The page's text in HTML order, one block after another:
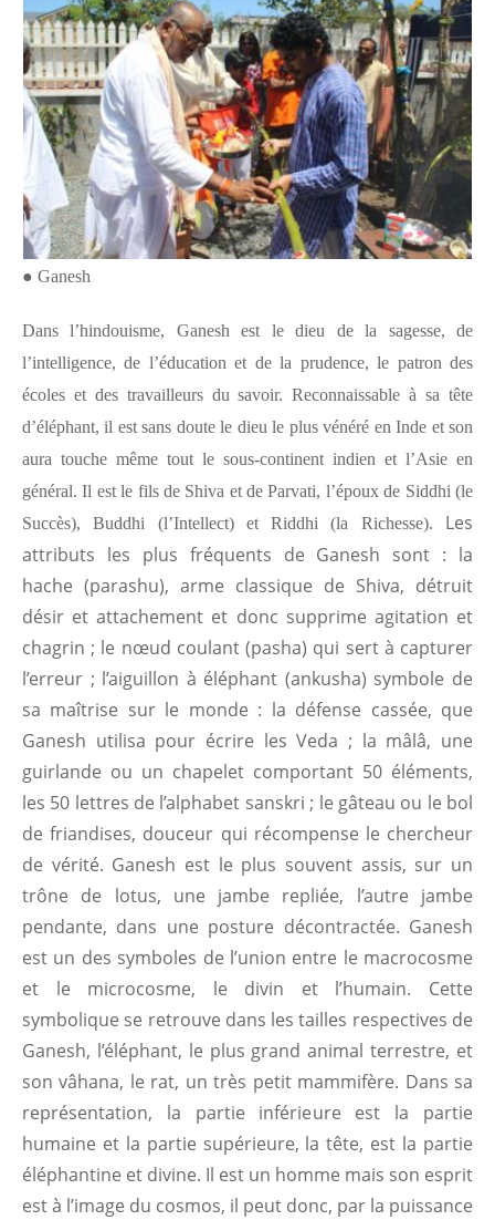
● Ganesh
Dans l’hindouisme, Ganesh est le dieu de la sagesse, de
l’intelligence, de l’éducation et de la prudence, le patron des
écoles et des travailleurs du savoir. Reconnaissable à sa tête
d’éléphant, il est sans doute le dieu le plus vénéré en Inde et son
aura touche même tout le sous-continent indien et l’Asie en
général. Il est le fils de Shiva et de Parvati, l’époux de Siddhi (le
Succès), Buddhi (l’Intellect) et Riddhi (la Richesse). Les
attributs les plus fréquents de Ganesh sont : la
hache (parashu), arme classique de Shiva, détruit
désir et attachement et donc supprime agitation et
chagrin ; le nœud coulant(pasha) qui sert à capturer
l’erreur ; l’aiguillon à éléphant (ankusha) symbole de
sa maîtrise sur le monde : la défense cassée, que
Ganesh utilisa pour écrire les Veda ; la mâlâ, une
guirlande ou un chapelet comportant 50 éléments,
les 50 lettres de l’alphabet sanskri ; le gâteau ou le bol
de friandises, douceur qui récompense le chercheur
de vérité. Ganesh est le plus souvent assis, sur un
trône de lotus, une jambe repliée, l’autre jambe
pendante, dans une posture décontractée. Ganesh
est un des symboles de l’union entre le macrocosme
et le microcosme, le divin et l’humain. Cette
symbolique se retrouve dans les tailles respectives de
Ganesh, l’éléphant, le plus grand animal terrestre, et
son vâhana, le rat, un très petit mammifère. Dans sa
représentation, la partie inférieure est la partie
humaine et la partie supérieure, la tête, est la partie
éléphantine et divine. Il est un homme mais son esprit
est à l’image du cosmos, il peut donc, par la puissance